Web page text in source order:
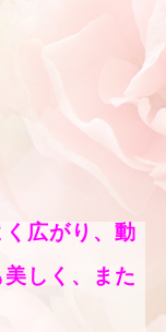
広がり、動
しく、また